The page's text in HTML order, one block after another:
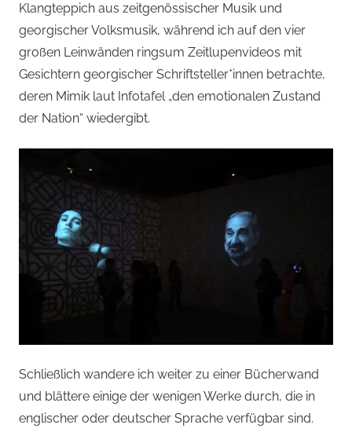
Klangteppich aus zeitgenössischer Musik und
georgischer Volksmusik, während ich auf den vier
großen Leinwänden ringsum Zeitlupenvideos mit
Gesichtern georgischer Schriftsteller*innen betrachte,
deren Mimik laut Infotafel „den emotionalen Zustand
der Nation“ wiedergibt.
Schließlich wandere ich weiter zu einer Bücherwand
und blättere einige der wenigen Werke durch, die in
englischer oder deutscher Sprache verfügbar sind.